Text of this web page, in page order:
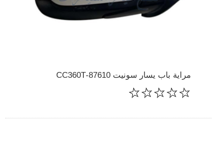
مراية باب يسار سونيت 87610-CC360T